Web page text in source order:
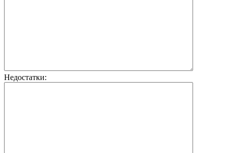
Недостатки: